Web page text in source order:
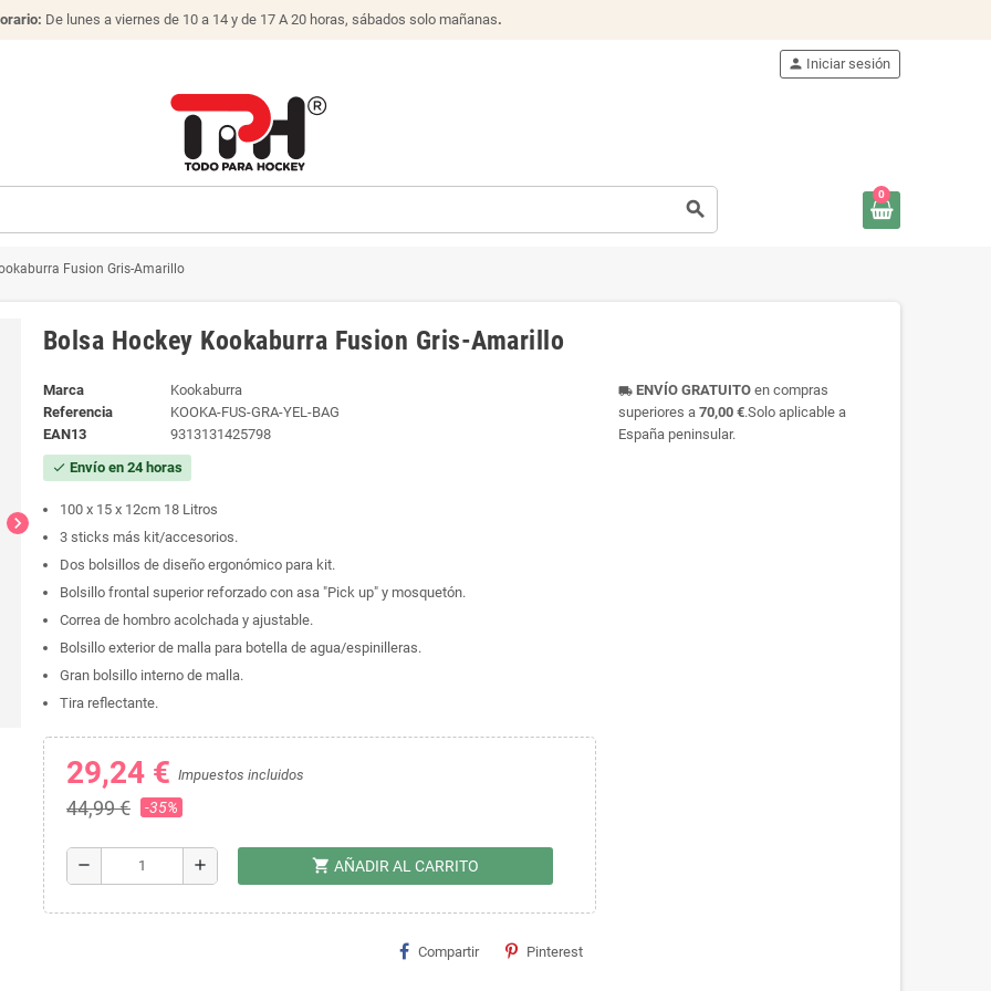
De lunes a viernes de 10 a 14 y de 17 A 20 horas, sábados solo mañanas.
search
person Iniciar sesión
0
Fusion Gris-Amarillo
chevron_right
Bolsa Hockey Kookaburra Fusion Gris-Amarillo
Marca
Kookaburra
Referencia
KOOKA-FUS-GRA-YEL-BAG
EAN13
9313131425798
check Envío en 24 horas
100 x 15 x 12cm 18 Litros
3 sticks más kit/accesorios.
Dos bolsillos de diseño ergonómico para kit.
Bolsillo frontal superior reforzado con asa "Pick up" y mosquetón.
Correa de hombro acolchada y ajustable.
Bolsillo exterior de malla para botella de agua/espinilleras.
Gran bolsillo interno de malla.
Tira reflectante.
29,24 € Impuestos incluidos
44,99 € -35%
remove add shopping_cart AÑADIR AL CARRITO
Compartir Pinterest
local_shipping ENVÍO GRATUITOen compras
superiores a 70,00 €.Solo aplicable a
España peninsular.